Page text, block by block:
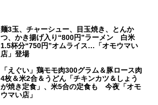
麺3玉、チャーシュー、目玉焼き、とんか
つ、かき揚げ入り“800円”ラーメン 白米
1.5杯分“750円”オムライス…「オモウマい
店」登場
「えぐい」鶏モモ肉300グラム＆豚ロース肉
4枚＆米2合＆うどん「チキンカツ＆しょう
が焼き定食」、米5合の定食も 今夜「オモ
ウマい店」